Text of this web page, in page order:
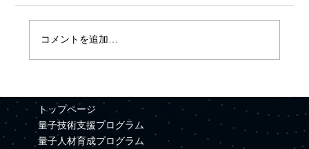
を用いた材料シミュレーション基盤の開
発」がNEDO事業に採択
コメントを追加…
トップページ
量子技術支援プログラム
量子人材育成プログラム